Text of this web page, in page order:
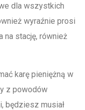
dla wszystkich
wyraźnie prosi
na stację, również
karę pieniężną w
z powodów
będziesz musiał